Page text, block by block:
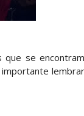
que se encontram
importante lembrar